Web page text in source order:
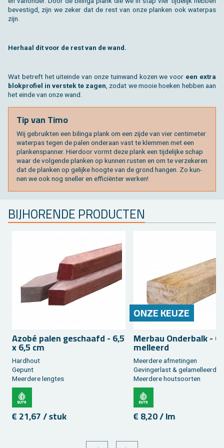
be­ves­tigd, zijn we zeker dat de rest van onze plan­ken ook wa­ter­pas
zijn.
Her­haal dit voor de rest van de wand.
Wat be­treft het uit­ein­de van onze tuin­wand kozen we voor een extra
blok­pro­fiel in ver­stek te zagen , zodat we mooie hoe­ken heb­ben aan
het einde van onze wand.
Tip van Timo
Wij ge­bruik­ten een bi­lin­ga plank om een zijde van vier cen­ti­me­ter
wa­ter­pas tegen de palen on­der­aan vast te klem­men met een
plan­ken­span­ner. Hier­door vormt deze plank een tij­de­lij­ke schap
waar de vol­gen­de plan­ken op kun­nen rus­ten en om te ver­ze­ke­ren
dat de plan­ken op ge­lij­ke hoog­te van de grond han­gen. Zo kun­
nen we ook nog snel­ler en ef­fi­ciënter wer­ken!
BIJ­HO­REN­DE PRO­DUC­TEN
Azobé palen ge­schaafd - 6,5
x 6,5 cm
Hard­hout
Ge­punt
Meer­de­re leng­tes
€ 21,67 / stuk
ONZE KEUZE
Mer­bau On­der­balk -
mel­leerd
Meer­de­re af­me­tin­gen
Ge­vin­ger­last & ge­la­mel­leerd
Meer­de­re hout­soor­ten
€ 8,20 / lm